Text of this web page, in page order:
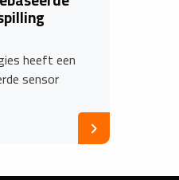
heeft een
sensor